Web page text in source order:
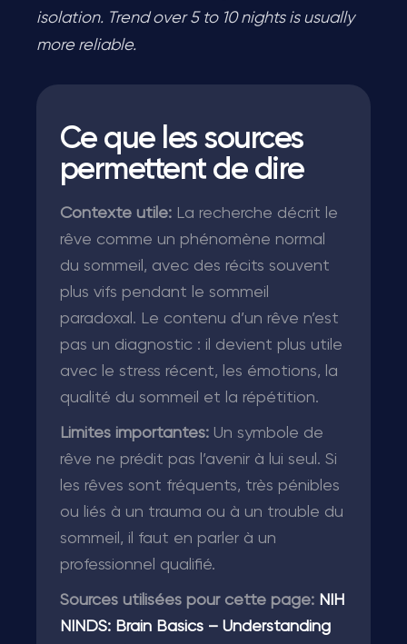
isolation. Trend over 5 to 10 nights is usually
more reliable.
Ce que les sources
permettent de dire
Contexte utile: La recherche décrit le
rêve comme un phénomène normal
du sommeil, avec des récits souvent
plus vifs pendant le sommeil
paradoxal. Le contenu d’un rêve n’est
pas un diagnostic : il devient plus utile
avec le stress récent, les émotions, la
qualité du sommeil et la répétition.
Limites importantes: Un symbole de
rêve ne prédit pas l’avenir à lui seul. Si
les rêves sont fréquents, très pénibles
ou liés à un trauma ou à un trouble du
sommeil, il faut en parler à un
professionnel qualifié.
Sources utilisées pour cette page: NIH
NINDS: Brain Basics – Understanding